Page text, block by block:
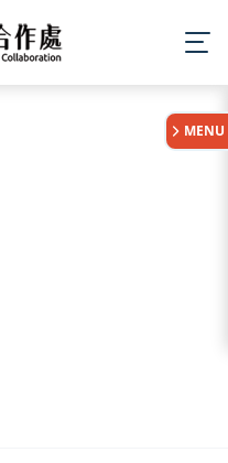
MENU